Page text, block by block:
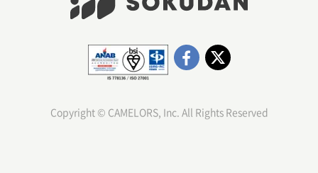
Copyright © CAMELORS, Inc. All Rights Reserved